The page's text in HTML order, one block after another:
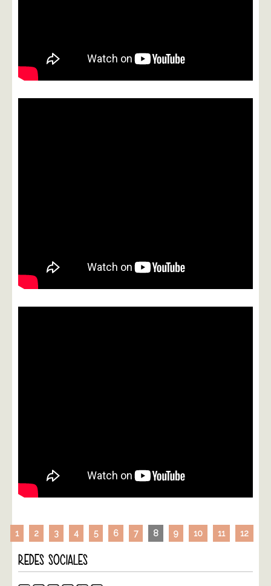
1 2 3 4 5 6 7 8 9 10 11 12
REDES SOCIALES